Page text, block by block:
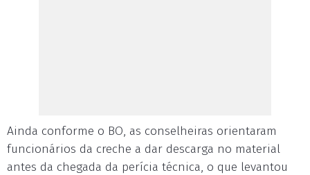
Ainda conforme o BO, as conselheiras orientaram
funcionários da creche a dar descarga no material
antes da chegada da perícia técnica, o que levantou